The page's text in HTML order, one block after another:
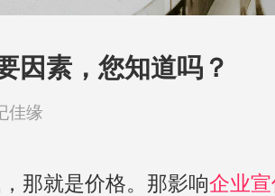
因素，您知道吗？
佳缘
那就是价格。那影响企业